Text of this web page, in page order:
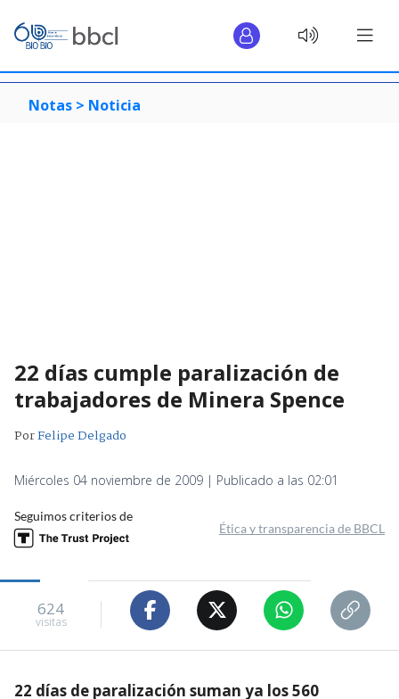
Notas > Noticia
22 días cumple paralización de
trabajadores de Minera Spence
PorFelipe Delgado
Miércoles 04 noviembre de 2009 | Publicado a las 02:01
Seguimos criterios de
Ética y transparencia de BBCL
624
visitas
22 días de paralización suman ya los 560